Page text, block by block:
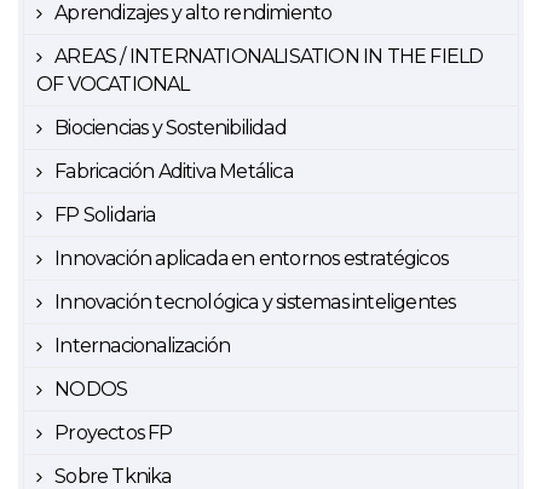
Aprendizajes y alto rendimiento
AREAS / INTERNATIONALISATION IN THE FIELD
OF VOCATIONAL
Biociencias y Sostenibilidad
Fabricación Aditiva Metálica
FP Solidaria
Innovación aplicada en entornos estratégicos
Innovación tecnológica y sistemas inteligentes
Internacionalización
NODOS
Proyectos FP
Sobre Tknika